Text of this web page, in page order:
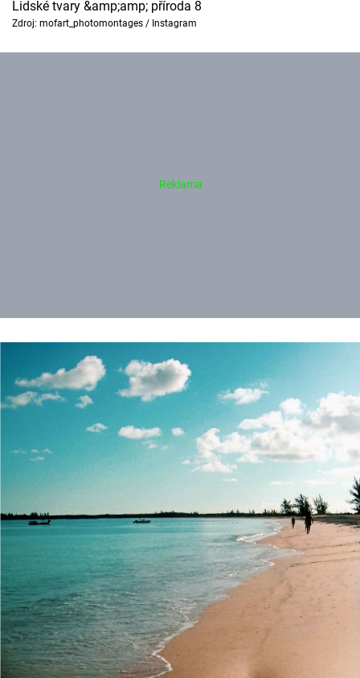
Lidské tvary &amp;amp; příroda 8
Zdroj: mofart_photomontages / Instagram